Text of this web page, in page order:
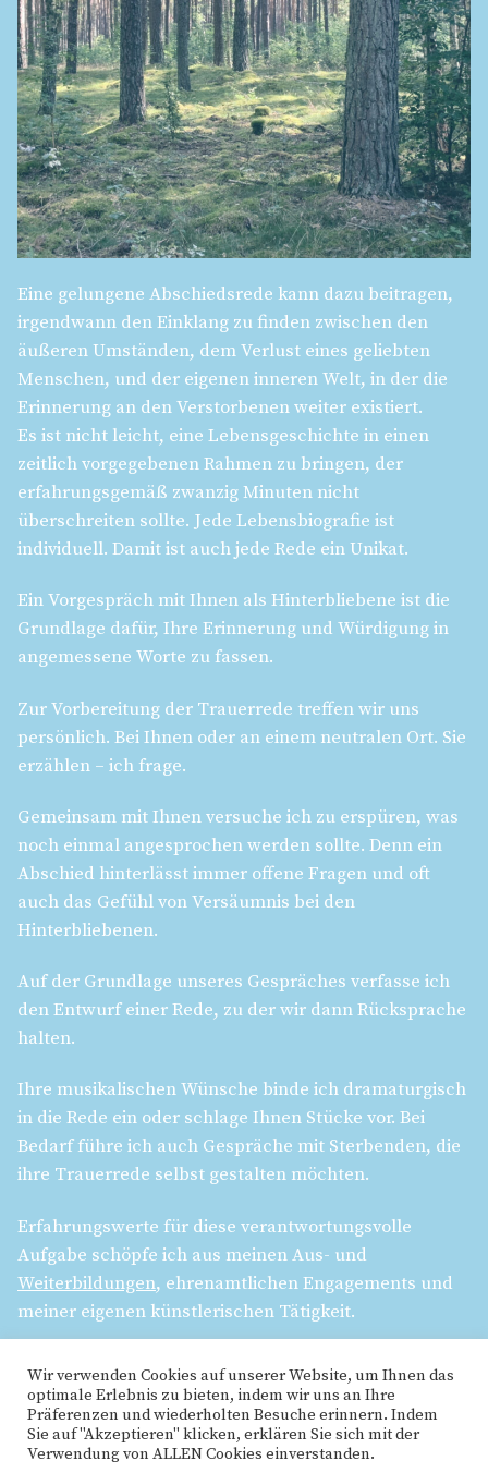
Eine gelungene Abschiedsrede kann dazu beitragen,
irgendwann den Einklang zu finden zwischen den
äußeren Umständen, dem Verlust eines geliebten
Menschen, und der eigenen inneren Welt, in der die
Erinnerung an den Verstorbenen weiter existiert.
Es ist nicht leicht, eine Lebensgeschichte in einen
zeitlich vorgegebenen Rahmen zu bringen, der
erfahrungsgemäß zwanzig Minuten nicht
überschreiten sollte. Jede Lebensbiografie ist
individuell. Damit ist auch jede Rede ein Unikat.
Ein Vorgespräch mit Ihnen als Hinterbliebene ist die
Grundlage dafür, Ihre Erinnerung und Würdigung in
angemessene Worte zu fassen.
Zur Vorbereitung der Trauerrede treffen wir uns
persönlich. Bei Ihnen oder an einem neutralen Ort. Sie
erzählen – ich frage.
Gemeinsam mit Ihnen versuche ich zu erspüren, was
noch einmal angesprochen werden sollte. Denn ein
Abschied hinterlässt immer offene Fragen und oft
auch das Gefühl von Versäumnis bei den
Hinterbliebenen.
Auf der Grundlage unseres Gespräches verfasse ich
den Entwurf einer Rede, zu der wir dann Rücksprache
halten.
Ihre musikalischen Wünsche binde ich dramaturgisch
in die Rede ein oder schlage Ihnen Stücke vor. Bei
Bedarf führe ich auch Gespräche mit Sterbenden, die
ihre Trauerrede selbst gestalten möchten.
Erfahrungswerte für diese verantwortungsvolle
Aufgabe schöpfe ich aus meinen Aus- und
Weiterbildungen, ehrenamtlichen Engagements und
meiner eigenen künstlerischen Tätigkeit.
Kontakt
Impressum
Wir verwenden Cookies auf unserer Website, um Ihnen das
optimale Erlebnis zu bieten, indem wir uns an Ihre
Präferenzen und wiederholten Besuche erinnern. Indem
Sie auf "Akzeptieren" klicken, erklären Sie sich mit der
Verwendung von ALLEN Cookies einverstanden.